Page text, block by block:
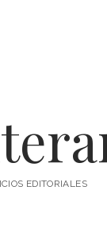
EDITORIALES